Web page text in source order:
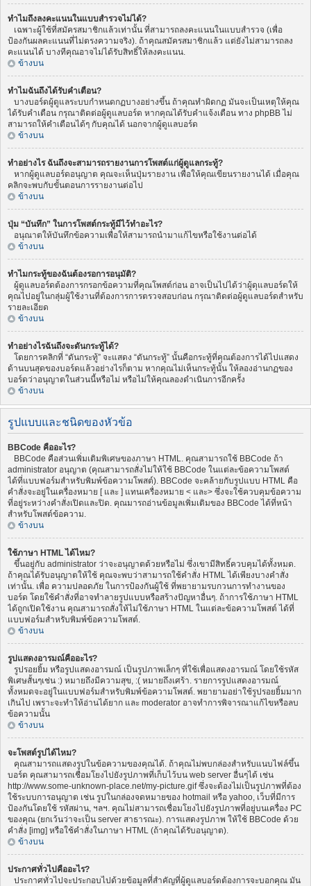
ทำไมถึงลงคะแนนในแบบสำรวจไม่ได้?
เฉพาะผู้ใช้ที่สมัครสมาชิกแล้วเท่านั้น ที่สามารถลงคะแนนในแบบสำรวจ (เพื่อ
ป้องกันผลคะแนนที่ไม่ตรงความจริง). ถ้าคุณสมัครสมาชิกแล้ว แต่ยังไม่สามารถลง
คะแนนได้ บางทีคุณอาจไม่ได้รับสิทธิ์ให้ลงคะแนน.
ข้างบน
ทำไมฉันถึงได้รับคำเตือน?
บางบอร์ดผู้ดูแลระบบกำหนดกฏบางอย่างขึ้น ถ้าคุณทำผิดกฏ มันจะเป็นเหตุให้คุณ
ได้รับคำเตือน กรุณาติดต่อผู้ดูแลบอร์ด หากคุณได้รับคำแจ้งเตือน ทาง phpBB ไม่
สามารถให้คำเตือนได้ๆ กับคุณได้ นอกจากผู้ดูแลบอร์ด
ข้างบน
ทำอย่างไร ฉันถึงจะสามารถรายงานการโพสต์แก่ผู้ดูแลกระทู้?
หากผู้ดูแลบอร์ดอนุญาต คุณจะเห็นปุ่มรายงาน เพื่อให้คุณเขียนรายงานได้ เมื่อคุณ
คลิกจะพบกับขั้นตอนการรายงานต่อไป
ข้างบน
ปุ่ม “บันทึก” ในการโพสต์กระทู้มีไว้ทำอะไร?
อนุณาตให้บันทึกข้อความเพื่อให้สามารถนำมาแก้ไขหรือใช้งานต่อได้
ข้างบน
ทำไมกระทู้ของฉันต้องรอการอนุมัติ?
ผู้ดูแลบอร์ดต้องการกรอกข้อความที่คุณโพสต์ก่อน อาจเป็นไปได้ว่าผู้ดุแลบอร์ดให้
คุณไปอยู่ในกลุ่มผู้ใช้งานที่ต้องการการตรวจสอบก่อน กรุณาติดต่อผู้ดูแลบอร์ดสำหรับ
รายละเอียด
ข้างบน
ทำอย่างไรฉันถึงจะดันกระทู้ได้?
โดยการคลิกที่ “ดันกระทู้” จะแสดง “ดันกระทู้” นั้นคือกระทู้ที่คุณต้องการได้ไปแสดง
ด้านบนสุดของบอร์ดแล้วอย่างไรก็ตาม หากคุณไม่เห็นกระทู้นั้น ให้ลองอ่านกฏของ
บอร์ดว่าอนุญาตในส่วนนี้หรือไม่ หรือไม่ให้คุณลองดำเนินการอีกครั้ง
ข้างบน
รูปแบบและชนิดของหัวข้อ
BBCode คืออะไร?
BBCode คือส่วนเพิ่มเติมพิเศษของภาษา HTML. คุณสามารถใช้ BBCode ถ้า
administrator อนุญาต (คุณสามารถสั่งไม่ให้ใช้ BBCode ในแต่ละข้อความโพสต์
ได้ที่แบบฟอร์มสำหรับพิมพ์ข้อความโพสต์). BBCode จะคล้ายกับรูปแบบ HTML คือ
คำสั่งจะอยู่ในเครื่องหมาย [ และ ] แทนเครื่องหมาย < และ> ซึ่งจะใช้ควบคุมข้อความ
ที่อยู่ระหว่างคำสั่งเปิดและปิด. คุณมารถอ่านข้อมูลเพิ่มเติมของ BBCode ได้ที่หน้า
สำหรับโพสต์ข้อความ.
ข้างบน
ใช้ภาษา HTML ได้ไหม?
ขึ้นอยู่กับ administrator ว่าจะอนุญาตด้วยหรือไม่ ซึ่งเขามีสิทธิ์ควบคุมได้ทั้งหมด.
ถ้าคุณได้รับอนุญาตให้ใช้ คุณจะพบว่าสามารถใช้คำสั่ง HTML ได้เพียงบางคำสั่ง
เท่านั้น. เพื่อ ความปลอดภัย ในการป้องกันผู้ใช้ ที่พยายามรบกวนการทำงานของ
บอร์ด โดยใช้คำสั่งที่อาจทำลายรูปแบบหรือสร้างปัญหาอื่นๆ. ถ้าการใช้ภาษา HTML
ได้ถูกเปิดใช้งาน คุณสามารถสั่งให้ไม่ใช้ภาษา HTML ในแต่ละข้อความโพสต์ ได้ที่
แบบฟอร์มสำหรับพิมพ์ข้อความโพสต์.
ข้างบน
รูปแสดงอารมณ์คืออะไร?
รูปรอยยิ้ม หรือรูปแสดงอารมณ์ เป็นรูปภาพเล็กๆ ที่ใช้เพื่อแสดงอารมณ์ โดยใช้รหัส
พิเศษสั้นๆเช่น :) หมายถึงมีความสุข, :( หมายถึงเศร้า. รายการรูปแสดงอารมณ์
ทั้งหมดจะอยู่ในแบบฟอร์มสำหรับพิมพ์ข้อความโพสต์. พยายามอย่าใช้รูปรอยยิ้มมาก
เกินไป เพราะจะทำให้อ่านได้ยาก และ moderator อาจทำการพิจารณาแก้ไขหรือลบ
ข้อความนั้น
ข้างบน
จะโพสต์รูปได้ไหม?
คุณสามารถแสดงรูปในข้อความของคุณได้. ถ้าคุณไม่พบกล่องสำหรับแนบไฟล์ขึ้น
บอร์ด คุณสามารถเชื่อมโยงไปยังรูปภาพที่เก็บไว้บน web server อื่นๆได้ เช่น
http://www.some-unknown-place.net/my-picture.gif ซึ่งจะต้องไม่เป็นรูปภาพที่ต้อง
ใช้ระบบการอนุญาต เช่น รูปในกล่องจดหมายของ hotmail หรือ yahoo, เว็บที่มีการ
ป้องกันโดยใช้ รหัสผ่าน, ฯลฯ. คุณไม่สามารถเชื่อมโยงไปยังรูปภาพที่อยู่บนเครื่อง PC
ของคุณ (ยกเว้นว่าจะเป็น server สาธารณะ). การแสดงรูปภาพ ให้ใช้ BBCode ด้วย
คำสั่ง [img] หรือใช้คำสั่งในภาษา HTML (ถ้าคุณได้รับอนุญาต).
ข้างบน
ประกาศทั่วไปคืออะไร?
ประกาศทั่วไปจะประกอบไปด้วยข้อมูลที่สำคัญที่ผู้ดูแลบอร์ดต้องการจะบอกคุณ มัน